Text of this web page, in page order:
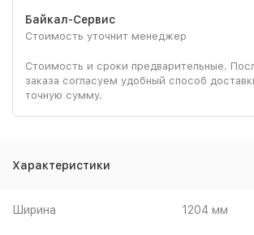
Байкал-Сервис
Стоимость уточнит менеджер
Стоимость и сроки предварительные.
заказа согласуем удобный способ
точную сумму.
Характеристики
Ширина 1204 мм